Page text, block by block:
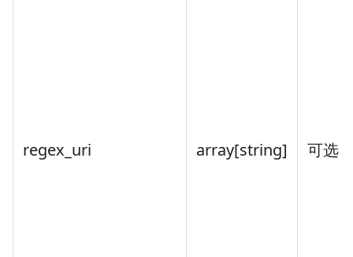
regex_uri array[string] 可选